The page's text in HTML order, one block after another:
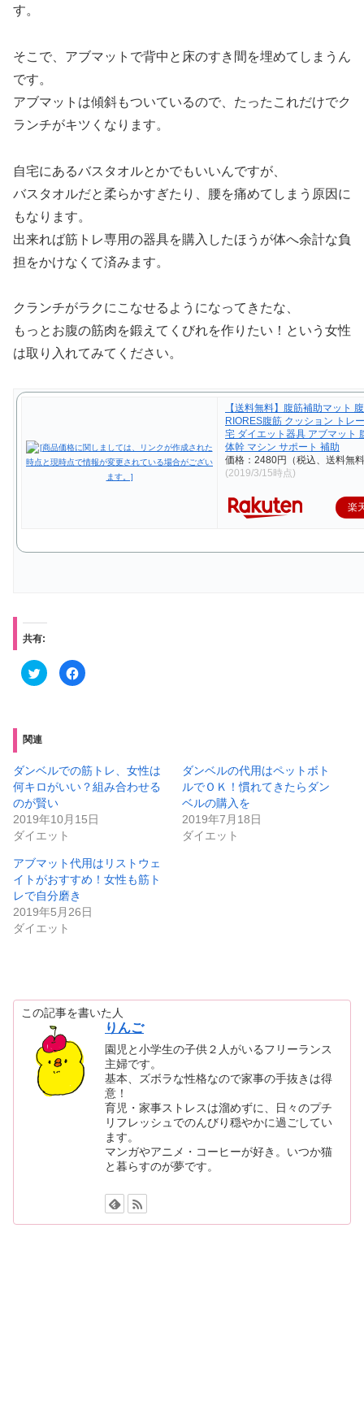
す。
そこで、アブマットで背中と床のすき間を埋めてしまうん
です。
アブマットは傾斜もついているので、たったこれだけでク
ランチがキツくなります。
自宅にあるバスタオルとかでもいいんですが、
バスタオルだと柔らかすぎたり、腰を痛めてしまう原因に
もなります。
出来れば筋トレ専用の器具を購入したほうが体へ余計な負
担をかけなくて済みます。
クランチがラクにこなせるようになってきたな、
もっとお腹の筋肉を鍛えてくびれを作りたい！という女性
は取り入れてみてください。
【送料無料】腹筋補助マット
RIORES腹筋 クッション トレ
宅 ダイエット器具 アブマット
体幹 マシン サポート 補助
価格：2480円（税込、送料無
(2019/3/15時点)
楽
共有:
ク
リ
w
i
t
e
r
で
共
有
(
新
ウ
ィ
ン
ド
ウ
で
開
き
F
a
有
す
る
ク
リ
し
て
く
だ
い
(
で
開
き
)
関連
ダンベルでの筋トレ、女性は
何キロがいい？組み合わせる
のが賢い
2019年10月15日
ダイエット
ダンベルの代用はペットボト
ルでＯＫ！慣れてきたらダン
ベルの購入を
2019年7月18日
ダイエット
アブマット代用はリストウェ
イトがおすすめ！女性も筋ト
レで自分磨き
2019年5月26日
ダイエット
この記事を書いた人
りんご
園児と小学生の子供２人がいるフリーランス
主婦です。
基本、ズボラな性格なので家事の手抜きは得
意！
育児・家事ストレスは溜めずに、日々のプチ
リフレッシュでのんびり穏やかに過ごしてい
ます。
マンガやアニメ・コーヒーが好き。いつか猫
と暮らすのが夢です。